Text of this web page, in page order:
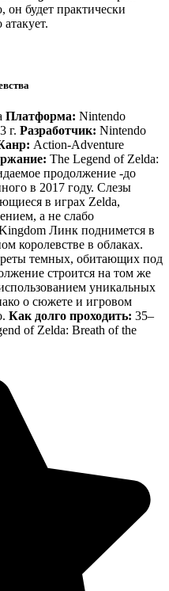
будет практически
Платформа: Nintendo
г. Разработчик: Nintendo
Action-Adventure
The Legend of Zelda:
продолжение -до
в 2017 году. Слезы
в играх Zelda,
а не слабо
Линк поднимется в
королевстве в облаках.
темных, обитающих под
строится на том же
уникальных
о сюжете и игровом
Как долго проходить: 35–
of Zelda: Breath of the